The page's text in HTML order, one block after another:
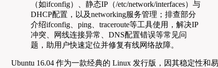
（如ifconfig）、静态IP（/etc/network/interfaces）与
DHCP配置，以及networking服务管理；排查部分
介绍ifconfig、ping、traceroute等工具使用，解决IP
冲突、网线连接异常、DNS配置错误等常见问
题，助用户快速定位并修复有线网络故障。
Ubuntu 16.04 作为一款经典的 Linux 发行版，因其稳定性和易